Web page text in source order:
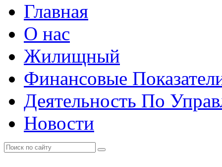
Главная
О нас
Жилищный
Финансовые
Деятельность По
Новости